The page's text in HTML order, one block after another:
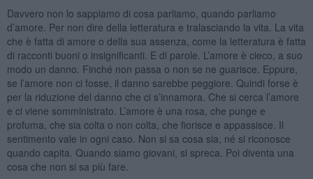
Davvero non lo sappiamo di cosa parliamo, quando parliamo
d’amore. Per non dire della letteratura e tralasciando la vita. La vita
che è fatta di amore o della sua assenza, come la letteratura è fatta
di racconti buoni o insignificanti. E di parole. L’amore è cieco, a suo
modo un danno. Finché non passa o non se ne guarisce. Eppure,
se l’amore non ci fosse, il danno sarebbe peggiore. Quindi forse è
per la riduzione del danno che ci s’innamora. Che si cerca l’amore
e ci viene somministrato. L’amore è una rosa, che punge e
profuma, che sia colta o non colta, che fiorisce e appassisce. Il
sentimento vale in ogni caso. Non si sa cosa sia, né si riconosce
quando capita. Quando siamo giovani, si spreca. Poi diventa una
cosa che non si sa più fare.